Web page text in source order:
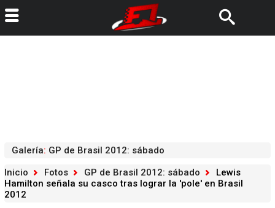
Galería: GP de Brasil 2012: sábado
Inicio
Fotos GP de Brasil 2012: sábado
Lewis
Hamilton señala su casco tras lograr la 'pole' en Brasil
2012